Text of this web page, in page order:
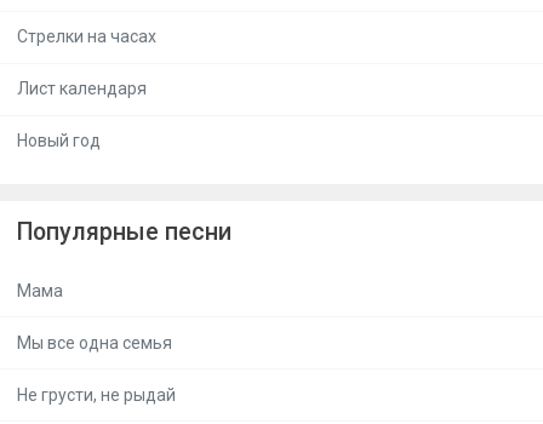
Стрелки на часах
Лист календаря
Новый год
Популярные песни
Мама
Мы все одна семья
Не грусти, не рыдай